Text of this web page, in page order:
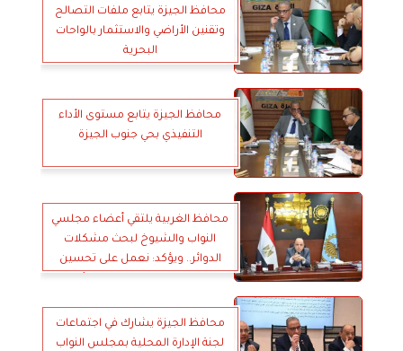
محافظ الجيزة يتابع ملفات التصالح
وتقنين الأراضي والاستثمار بالواحات
البحرية
محافظ الجيزة يتابع مستوى الأداء
التنفيذي بحي جنوب الجيزة
محافظ الغربية يلتقي أعضاء مجلسي
النواب والشيوخ لبحث مشكلات
الدوائر.. ويؤكد: نعمل على تحسين
محافظ الجيزة يشارك في اجتماعات
لجنة الإدارة المحلية بمجلس النواب